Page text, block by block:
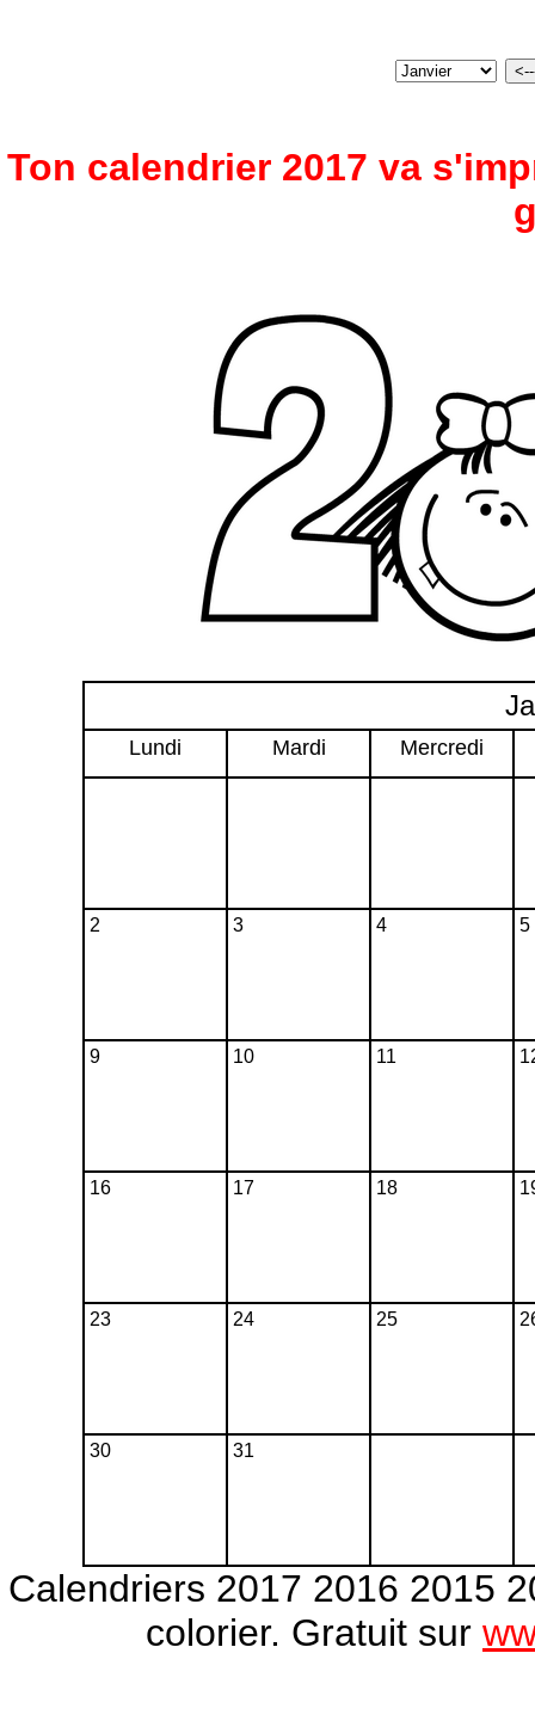
Ton calendrier 2017 va
Lundi Mardi Mercredi
2 3 4 5
9 10 11
16 17 18
23 24 25
30 31
Calendriers 2017 2016 2015
colorier. Gratuit sur